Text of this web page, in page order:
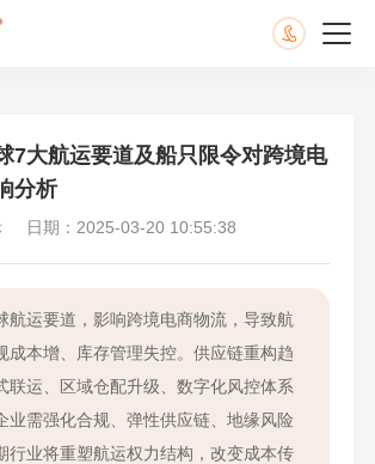
7大航运要道及船只限令对跨境电
分析
日期：2025-03-20 10:55:38
航运要道，影响跨境电商物流，导致航
成本增、库存管理失控。供应链重构趋
联运、区域仓配升级、数字化风控体系
业需强化合规、弹性供应链、地缘风险
行业将重塑航运权力结构，改变成本传